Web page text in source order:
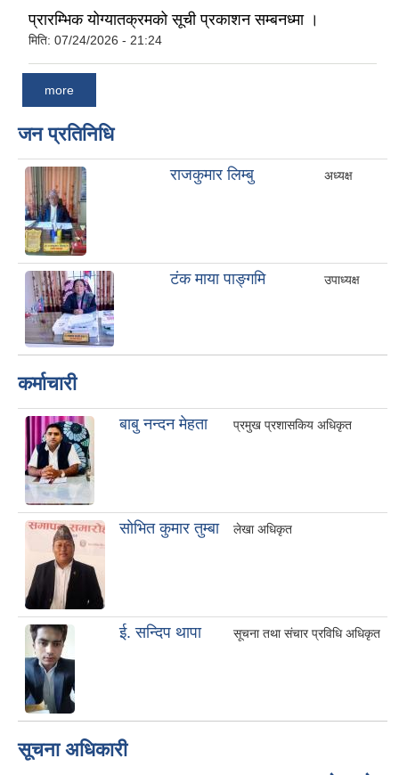
प्रारम्भिक योग्यातक्रमको सूची प्रकाशन सम्बनध्मा ।
मिति: 07/24/2026 - 21:24
more
जन प्रतिनिधि
राजकुमार लिम्बु अध्यक्ष
टंक माया पाङ्गमि उपाध्यक्ष
कर्माचारी
बाबु नन्दन मेहता प्रमुख प्रशासकिय अधिकृत
साेभित कुमार तुम्बा लेखा अधिकृत
ई. सन्दिप थापा सूचना तथा संचार प्रविधि अधिकृत
सूचना अधिकारी